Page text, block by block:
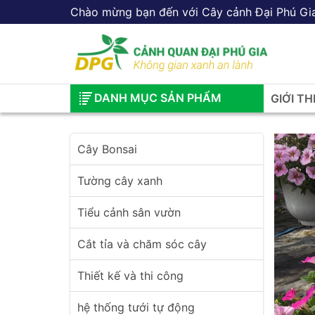
Chào mừng bạn đến với Cây cảnh Đại Phú
DANH MỤC SẢN PHẨM GIỚI
Cây Bonsai
Tường cây xanh
Tiểu cảnh sân vườn
Cắt tỉa và chăm sóc cây
Thiết kế và thi công
hệ thống tưới tự động